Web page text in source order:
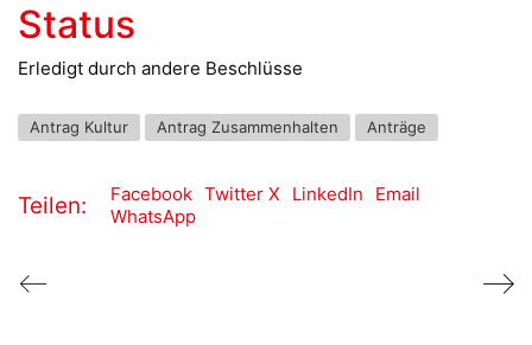
Status
Erledigt durch andere Beschlüsse
Antrag Kultur Antrag Zusammenhalten Anträge
Teilen: Facebook Twitter X LinkedIn
Email
WhatsApp